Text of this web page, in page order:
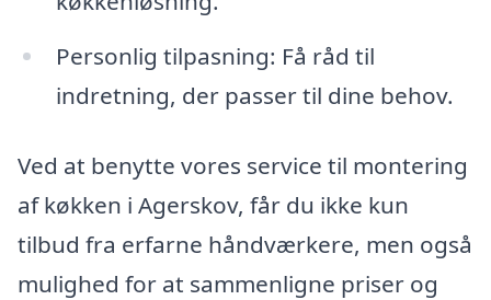
Personlig tilpasning: Få råd til
indretning, der passer til dine behov.
Ved at benytte vores service til montering
af køkken i Agerskov, får du ikke kun
tilbud fra erfarne håndværkere, men også
mulighed for at sammenligne priser og